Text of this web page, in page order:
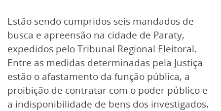
Estão sendo cumpridos seis mandados de
busca e apreensão na cidade de Paraty,
expedidos pelo Tribunal Regional Eleitoral.
Entre as medidas determinadas pela Justiça
estão o afastamento da função pública, a
proibição de contratar com o poder público e
a indisponibilidade de bens dos investigados.